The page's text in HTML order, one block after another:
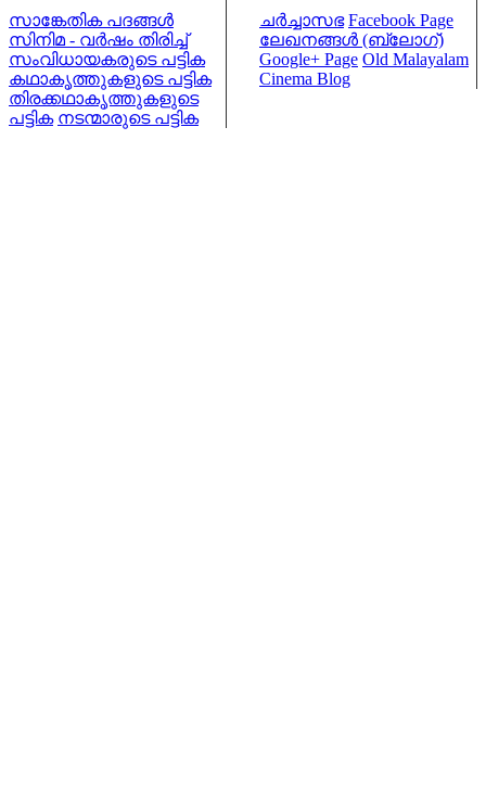
സാങ്കേതിക പദങ്ങള്‍
സിനിമ - വര്‍ഷം തിരിച്ച്
സംവിധായകരുടെ പട്ടിക
കഥാകൃത്തുകളുടെ പട്ടിക
തിരക്കഥാകൃത്തുകളുടെ
പട്ടിക നടന്മാരുടെ പട്ടിക
ചര്‍ച്ചാസഭ Facebook Page
ലേഖനങ്ങള്‍ (ബ്ലോഗ്)
Google+ Page Old Malayalam
Cinema Blog